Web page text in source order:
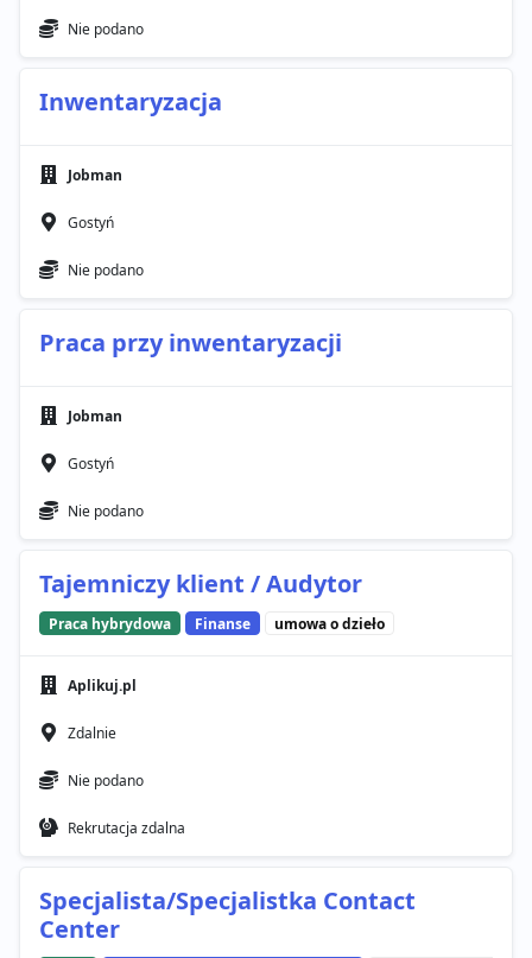
Nie podano
Inwentaryzacja
Jobman
Gostyń
Nie podano
Praca przy inwentaryzacji
Jobman
Gostyń
Nie podano
Tajemniczy klient / Audytor
Praca hybrydowa Finanse umowa o dzieło
Aplikuj.pl
Zdalnie
Nie podano
Rekrutacja zdalna
Specjalista/Specjalistka Contact
Center